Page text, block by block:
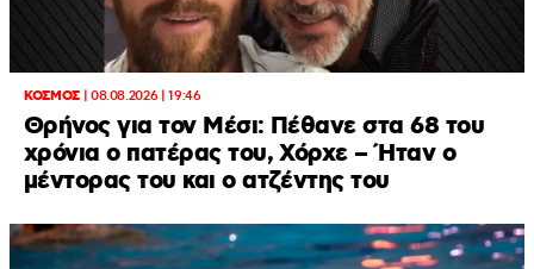
ΚΟΣΜΟΣ| 08.08.2026 | 19:46
Θρήνος για τον Μέσι: Πέθανε στα 68 του
χρόνια ο πατέρας του, Χόρχε – Ήταν ο
μέντορας του και ο ατζέντης του